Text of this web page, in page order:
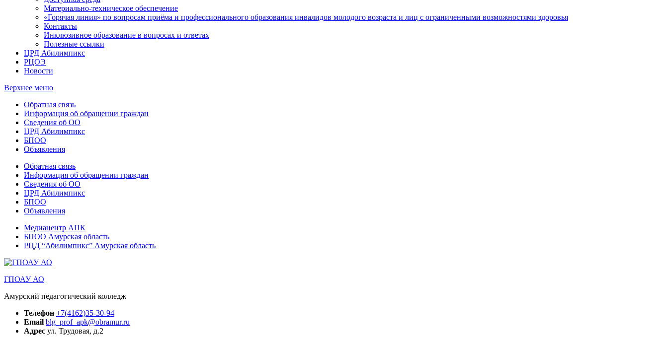
Материально-техническое обеспечение
«Горячая линия» по вопросам приёма и профессионального образования инвалидов молодого возраста и лиц с ограниченными возможностями здоровья
Контакты
Инклюзивное образование в вопросах и ответах
Полезные ссылки
ЦРД Абилимпикс
РЦОЭ
Новости
Верхнее меню
Обратная связь
Информация об обращении граждан
Сведения об ОО
ЦРД Абилимпикс
БПОО
Объявления
Обратная связь
Информация об обращении граждан
Сведения об ОО
ЦРД Абилимпикс
БПОО
Объявления
Медиацентр АПК
БПОО Амурская область
РЦД “Абилимпикс” Амурская область
ГПОАУ АО
Амурский педагогический колледж
Телефон +7(4162)35-30-94
Email blg_prof_apk@obramur.ru
Адрес ул. Трудовая, д.2